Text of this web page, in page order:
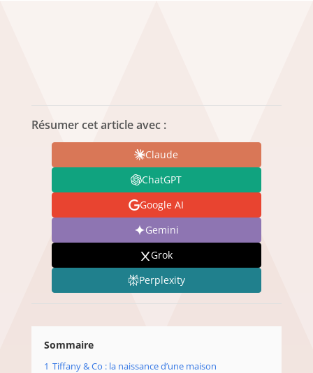
Résumer cet article avec :
Claude
ChatGPT
Google AI
Gemini
Grok
Perplexity
Sommaire
1 Tiffany & Co : la naissance d’une maison